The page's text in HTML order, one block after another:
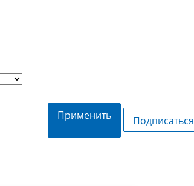
Применить Подписаться